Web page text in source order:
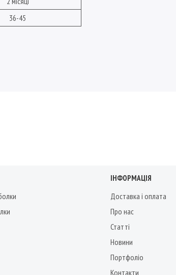
36-45
ІНФОРМАЦІЯ
Доставка і оплата
Про нас
Статті
Новини
Портфоліо
Контакти